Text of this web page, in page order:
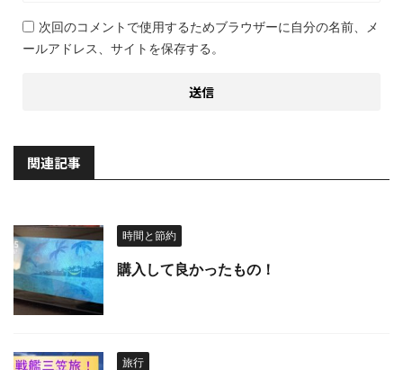
次回のコメントで使用するためブラウザーに自分の名前、メ
ールアドレス、サイトを保存する。
関連記事
時間と節約
購入して良かったもの！
旅行